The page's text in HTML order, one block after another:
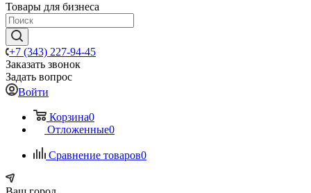
Товары для бизнеса
+7 (343) 227-94-45
Заказать звонок
Задать вопрос
Войти
Корзина0
Отложенные0
Сравнение товаров0